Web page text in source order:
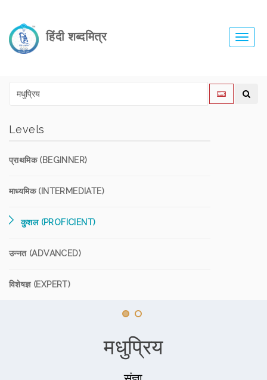
हिंदी शब्दमित्र
Levels
प्राथमिक (BEGINNER)
माध्यमिक (INTERMEDIATE)
कुशल (PROFICIENT)
उन्नत (ADVANCED)
विशेषज्ञ (EXPERT)
मधुप्रिय